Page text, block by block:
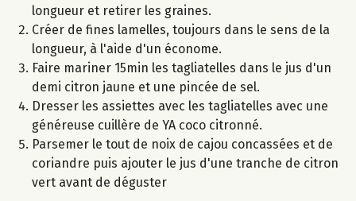
longueur et retirer les graines.
Créer de fines lamelles, toujours dans le sens de la
longueur, à l'aide d'un économe.
Faire mariner 15min les tagliatelles dans le jus d'un
demi citron jaune et une pincée de sel.
Dresser les assiettes avec les tagliatelles avec une
généreuse cuillère de YA coco citronné.
Parsemer le tout de noix de cajou concassées et de
coriandre puis ajouter le jus d'une tranche de citron
vert avant de déguster